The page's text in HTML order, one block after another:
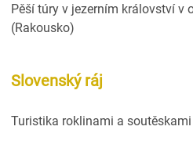
Pěší túry v jezerním království v
(Rakousko)
Slovenský ráj
Turistika roklinami a